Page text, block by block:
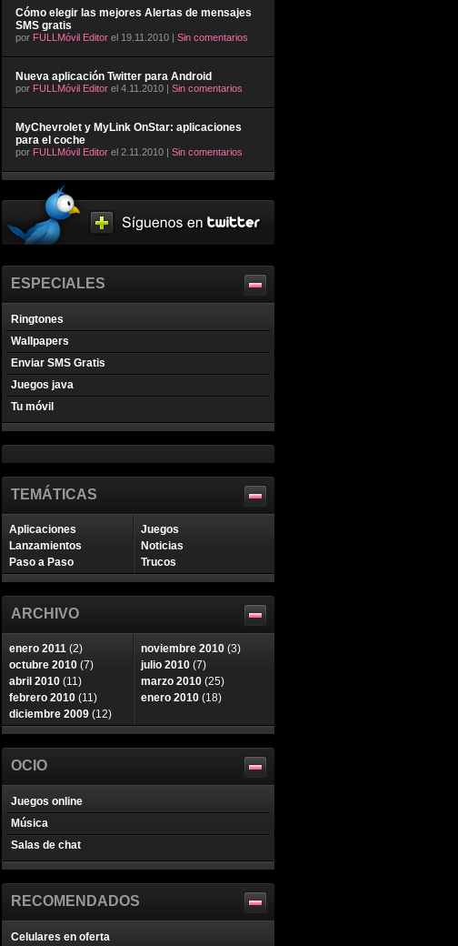
Cómo elegir las mejores Alertas de mensajes
SMS gratis
por FULLMóvil Editor el 19.11.2010 | Sin comentarios
Nueva aplicación Twitter para Android
por FULLMóvil Editor el 4.11.2010 | Sin comentarios
MyChevrolet y MyLink OnStar: aplicaciones
para el coche
por FULLMóvil Editor el 2.11.2010 | Sin comentarios
ESPECIALES
Ringtones
Wallpapers
Enviar SMS Gratis
Juegos java
Tu móvil
TEMÁTICAS
Aplicaciones
Juegos
Lanzamientos
Noticias
Paso a Paso
Trucos
ARCHIVO
enero 2011 (2) noviembre 2010 (3)
octubre 2010 (7) julio 2010 (7)
abril 2010 (11) marzo 2010 (25)
febrero 2010 (11) enero 2010 (18)
diciembre 2009 (12)
OCIO
Juegos online
Música
Salas de chat
RECOMENDADOS
Celulares en oferta